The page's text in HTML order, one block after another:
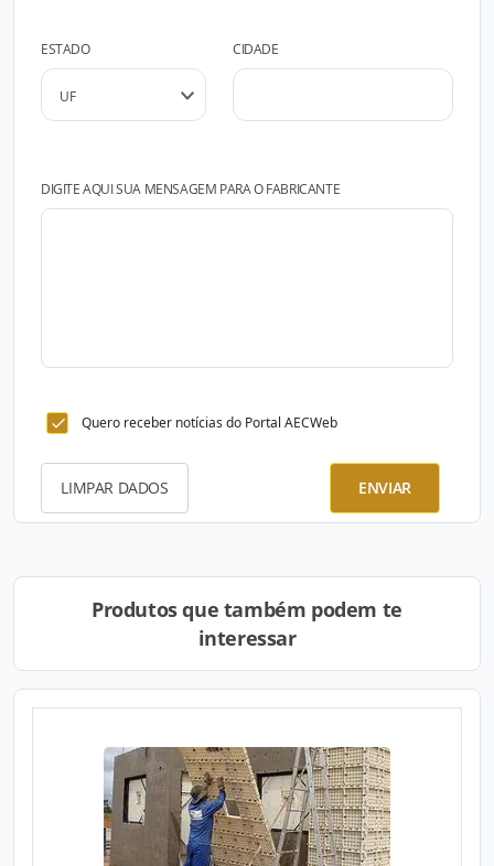
ESTADO CIDADE
DIGITE AQUI SUA MENSAGEM PARA O FABRICANTE
Quero receber notícias do Portal AECWeb
LIMPAR DADOS ENVIAR
Produtos que também podem te
interessar